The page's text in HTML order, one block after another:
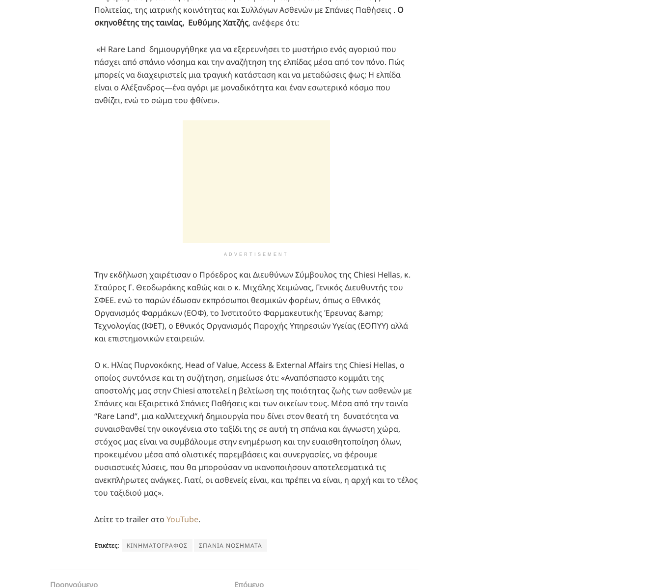
Πολιτείας, της ιατρικής κοινότητας και Συλλόγων Ασθενών με Σπάνιες Παθήσεις . Ο
σκηνοθέτης της ταινίας, Ευθύμης Χατζής, ανέφερε ότι:
«Η Rare Land δημιουργήθηκε για να εξερευνήσει το μυστήριο ενός αγοριού που
πάσχει από σπάνιο νόσημα και την αναζήτηση της ελπίδας μέσα από τον πόνο. Πώς
μπορείς να διαχειριστείς μια τραγική κατάσταση και να μεταδώσεις φως; Η ελπίδα
είναι ο Αλέξανδρος—ένα αγόρι με μοναδικότητα και έναν εσωτερικό κόσμο που
ανθίζει, ενώ το σώμα του φθίνει».
ADVERTISEMENT
Την εκδήλωση χαιρέτισαν ο Πρόεδρος και Διευθύνων Σύμβουλος της Chiesi Hellas, κ.
Σταύρος Γ. Θεοδωράκης καθώς και ο κ. Μιχάλης Χειμώνας, Γενικός Διευθυντής του
ΣΦΕΕ. ενώ το παρών έδωσαν εκπρόσωποι θεσμικών φορέων, όπως ο Εθνικός
Οργανισμός Φαρμάκων (ΕΟΦ), το Ινστιτούτο Φαρμακευτικής Έρευνας &amp;
Τεχνολογίας (ΙΦΕΤ), ο Εθνικός Οργανισμός Παροχής Υπηρεσιών Υγείας (ΕΟΠΥΥ) αλλά
και επιστημονικών εταιρειών.
Ο κ. Ηλίας Πυρνοκόκης, Head of Value, Access & External Affairs της Chiesi Hellas, ο
οποίος συντόνισε και τη συζήτηση, σημείωσε ότι: «Αναπόσπαστο κομμάτι της
αποστολής μας στην Chiesi αποτελεί η βελτίωση της ποιότητας ζωής των ασθενών με
Σπάνιες και Εξαιρετικά Σπάνιες Παθήσεις και των οικείων τους. Μέσα από την ταινία
“Rare Land”, μια καλλιτεχνική δημιουργία που δίνει στον θεατή τη δυνατότητα να
συναισθανθεί την οικογένεια στο ταξίδι της σε αυτή τη σπάνια και άγνωστη χώρα,
στόχος μας είναι να συμβάλουμε στην ενημέρωση και την ευαισθητοποίηση όλων,
προκειμένου μέσα από ολιστικές παρεμβάσεις και συνεργασίες, να φέρουμε
ουσιαστικές λύσεις, που θα μπορούσαν να ικανοποιήσουν αποτελεσματικά τις
ανεκπλήρωτες ανάγκες. Γιατί, οι ασθενείς είναι, και πρέπει να είναι, η αρχή και το τέλος
του ταξιδιού μας».
Δείτε το trailer στο YouTube.
Ετικέτες: ΚΙΝΗΜΑΤΟΓΡΑΦΟΣ ΣΠΑΝΙΑ ΝΟΣΗΜΑΤΑ
Προηγούμενο Επόμενο